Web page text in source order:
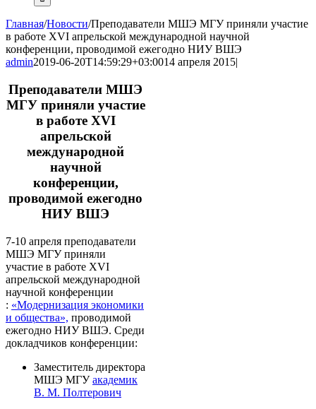
Главная/Новости/Преподаватели МШЭ МГУ приняли участие
в работе XVI апрельской международной научной
конференции, проводимой ежегодно НИУ ВШЭ
admin2019-06-20T14:59:29+03:0014 апреля 2015|
Преподаватели МШЭ
МГУ приняли участие
в работе XVI
апрельской
международной
научной
конференции,
проводимой ежегодно
НИУ ВШЭ
7-10 апреля преподаватели
МШЭ МГУ приняли
участие в работе XVI
апрельской международной
научной конференции
: «Модернизация экономики
и общества», проводимой
ежегодно НИУ ВШЭ. Среди
докладчиков конференции:
Заместитель директора
МШЭ МГУакадемик
В. М. Полтерович